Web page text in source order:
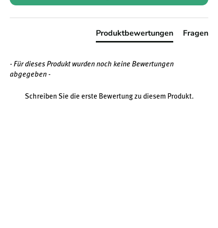
Produktbewertungen Fragen
- Für dieses Produkt wurden noch keine Bewertungen
abgegeben -
Schreiben Sie die erste Bewertung zu diesem Produkt.